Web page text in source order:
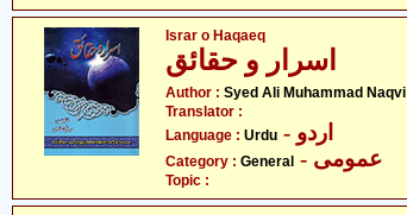
Israr o Haqaeq
اسرار و حقائق
Author : Syed Ali Muhammad Naqvi
Translator :
Language : Urdu - اردو
Category : General - عمومی
Topic :